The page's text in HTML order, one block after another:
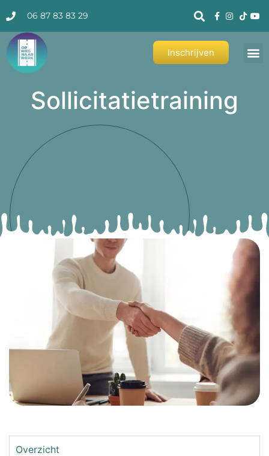
06 87 83 83 29
Inschrijven
Sollicitatietraining
Overzicht